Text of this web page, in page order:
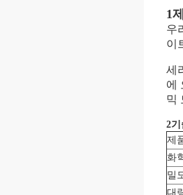
1
우
이
세
에
믹
2
제
화
밀
대